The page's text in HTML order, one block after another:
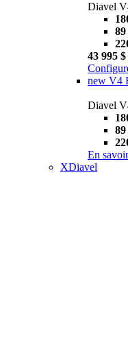
Diavel
43 995 $
new V4
Diavel
En
XDiavel